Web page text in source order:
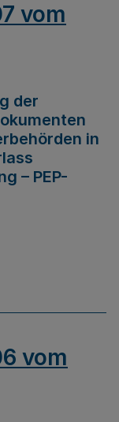
vom
der
in
– PEP-
vom